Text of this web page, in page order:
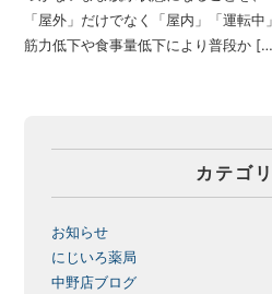
「屋外」だけでなく「屋内」「運転中
筋力低下や食事量低下により普段か
カテゴ
お知らせ
にじいろ薬局
中野店ブログ